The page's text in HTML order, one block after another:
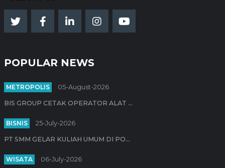
POPULAR NEWS
METROPOLIS 05-August-2026
BIS GROUP CETAK OPERATOR ALAT ...
BISNIS 25-July-2026
PT SMM GELAR KULIAH UMUM DI PO...
WISATA 06-July-2026